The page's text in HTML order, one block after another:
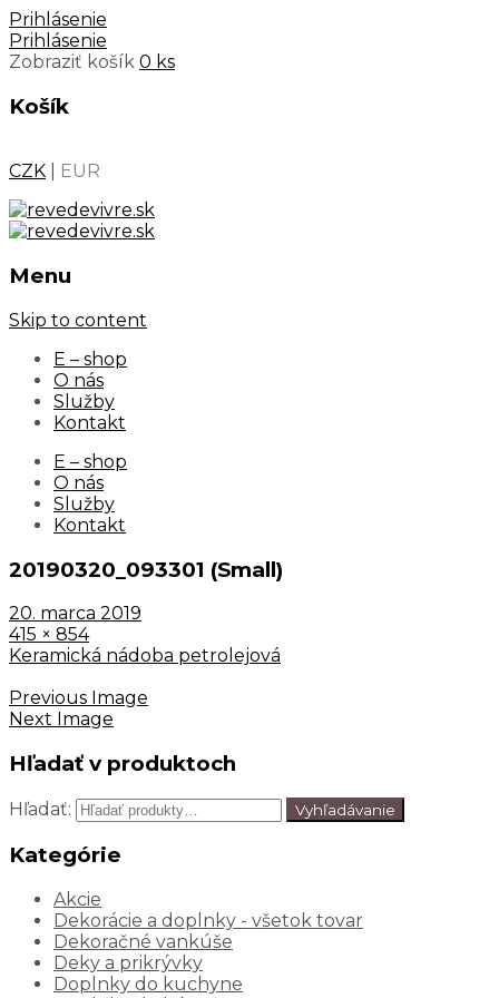
Prihlásenie
Prihlásenie
Zobraziť košík 0 ks
Košík
CZK EUR
Menu
Skip to content
E – shop
O nás
Služby
Kontakt
E – shop
O nás
Služby
Kontakt
20190320_093301 (Small)
20. marca 2019
415 × 854
Keramická nádoba petrolejová
Previous Image
Next Image
Hľadať v produktoch
Hľadať: Vyhľadávanie
Kategórie
Akcie
Dekorácie a doplnky - všetok tovar
Dekoračné vankúše
Deky a prikrývky
Doplnky do kuchyne